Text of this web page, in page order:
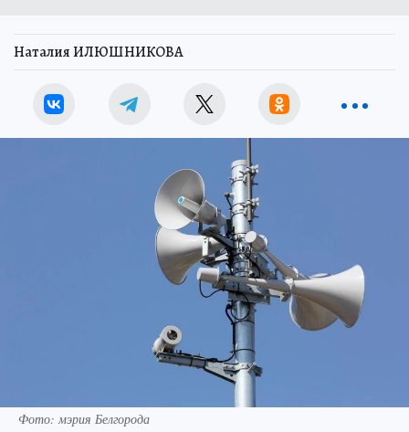
Наталия ИЛЮШНИКОВА
Фото: мэрия Белгорода